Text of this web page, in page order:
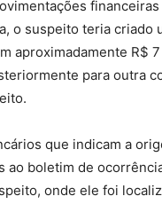
o suspeito teria criado
aproximadamente R$
para outra
que indicam a
boletim de
onde ele foi